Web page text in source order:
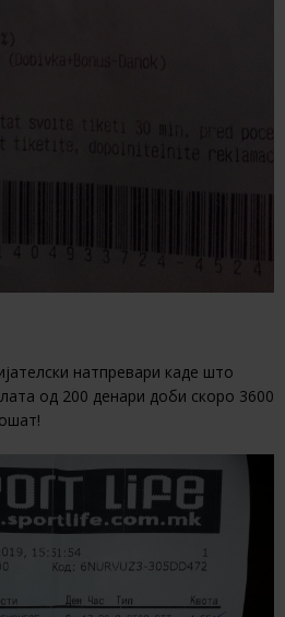
натпревари каде што
од 200 денари доби скоро 3600